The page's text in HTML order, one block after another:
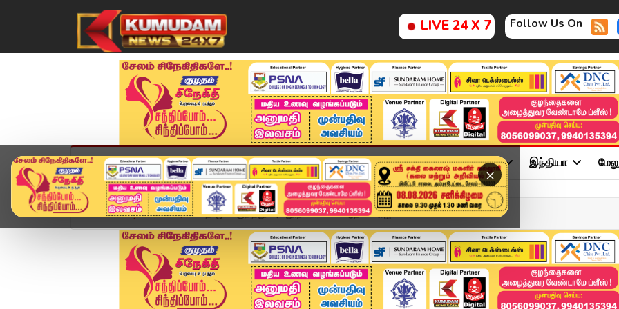
LIVE 24 X 7 Follow Us On
×
முகப்பு விளையாட்டு அண்மை தமிழ்நாடு சினிமா அரசியல் விளையாட்டு இந்தியா
Home வீடியோ ஸ்டோரி தி.மு.க குறித்து அவதூறாக பேசிய ஆதவ் அர்ஜுனா.. எ...